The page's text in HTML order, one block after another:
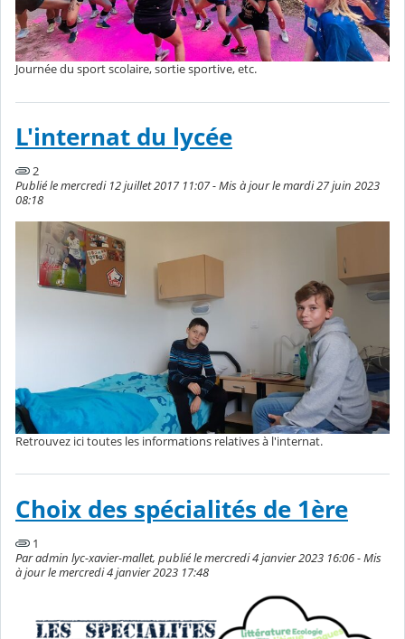
Journée du sport scolaire, sortie sportive, etc.
L'internat du lycée
2
Publié le mercredi 12 juillet 2017 11:07 - Mis à jour le mardi 27 juin 2023
08:18
Retrouvez ici toutes les informations relatives à l'internat.
Choix des spécialités de 1ère
1
Par admin lyc-xavier-mallet, publié le mercredi 4 janvier 2023 16:06 - Mis
à jour le mercredi 4 janvier 2023 17:48